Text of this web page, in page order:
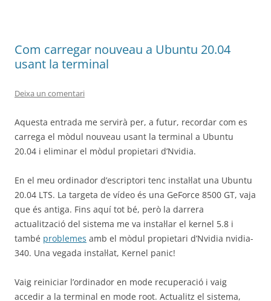
Com carregar nouveau a Ubuntu 20.04
usant la terminal
Deixa un comentari
Aquesta entrada me servirà per, a futur, recordar com es
carrega el mòdul nouveau usant la terminal a Ubuntu
20.04 i eliminar el mòdul propietari d’Nvidia.
En el meu ordinador d’escriptori tenc instal·lat una Ubuntu
20.04 LTS. La targeta de vídeo és una GeForce 8500 GT, vaja
que és antiga. Fins aquí tot bé, però la darrera
actualització del sistema me va instal·lar el kernel 5.8 i
també problemes amb el mòdul propietari d’Nvidia nvidia-
340. Una vegada instal·lat, Kernel panic!
Vaig reiniciar l’ordinador en mode recuperació i vaig
accedir a la terminal en mode root. Actualitz el sistema,